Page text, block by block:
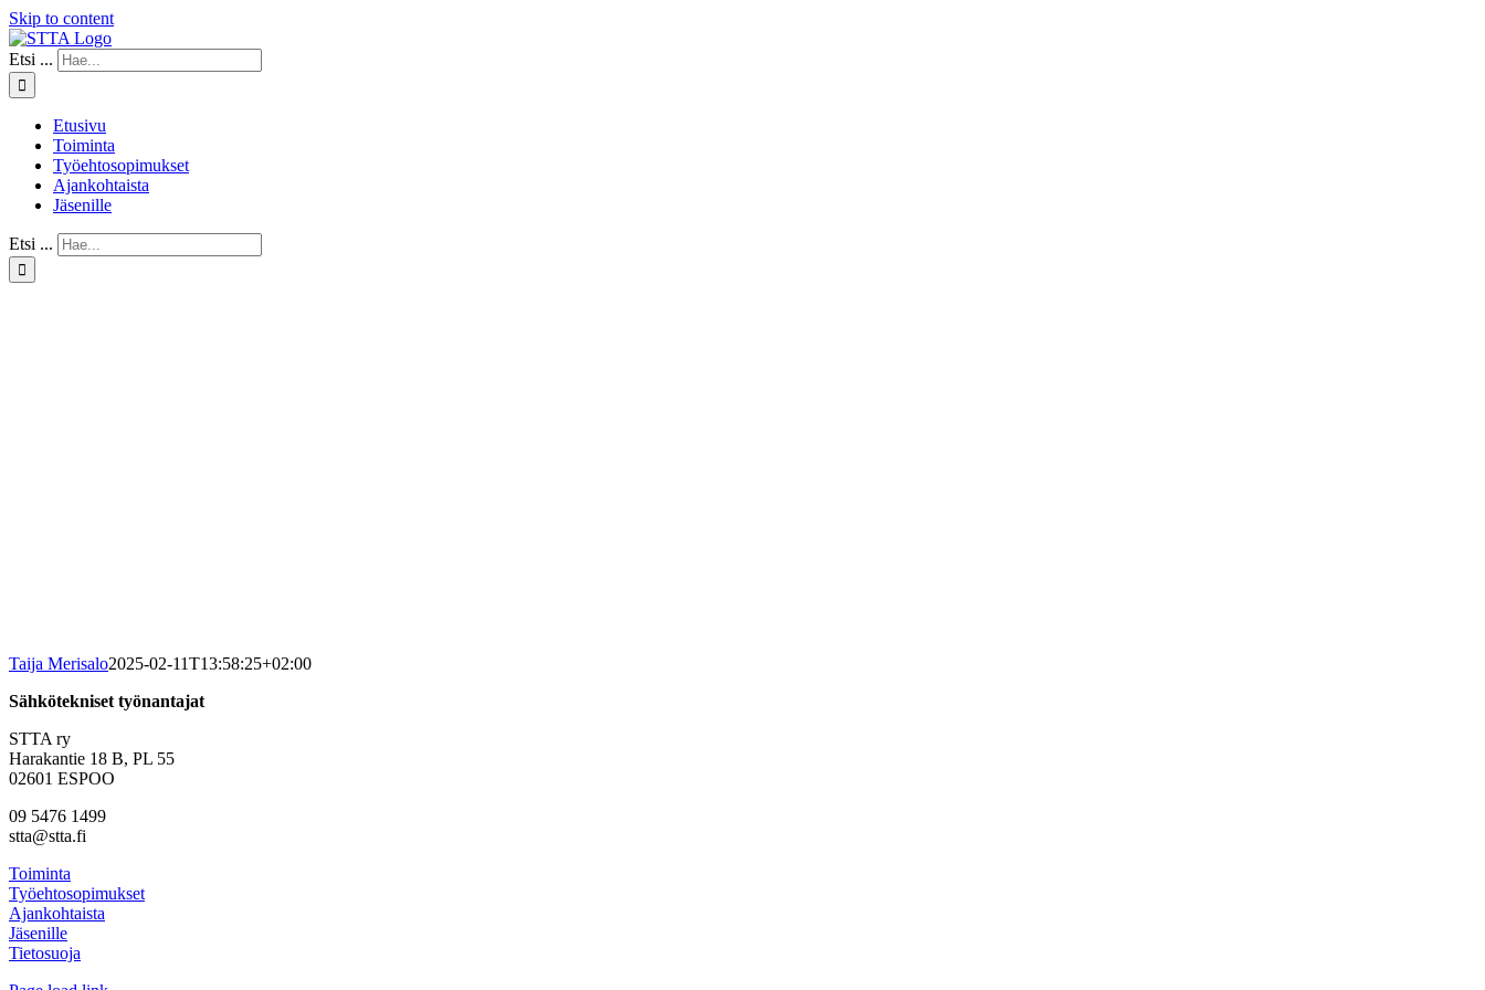
Skip to content
Etsi ...
Etusivu
Toiminta
Työehtosopimukset
Ajankohtaista
Jäsenille
Etsi ...
Taija Merisalo2025-02-11T13:58:25+02:00
Sähkötekniset työnantajat
STTA ry
Harakantie 18 B, PL 55
02601 ESPOO
09 5476 1499
stta@stta.fi
Toiminta
Työehtosopimukset
Ajankohtaista
Jäsenille
Tietosuoja